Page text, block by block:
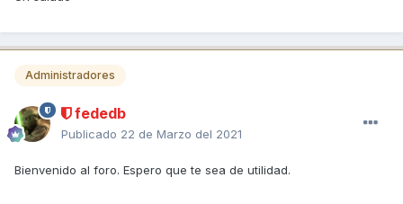
Administradores
fededb
Publicado 22 de Marzo del 2021
Bienvenido al foro. Espero que te sea de utilidad.